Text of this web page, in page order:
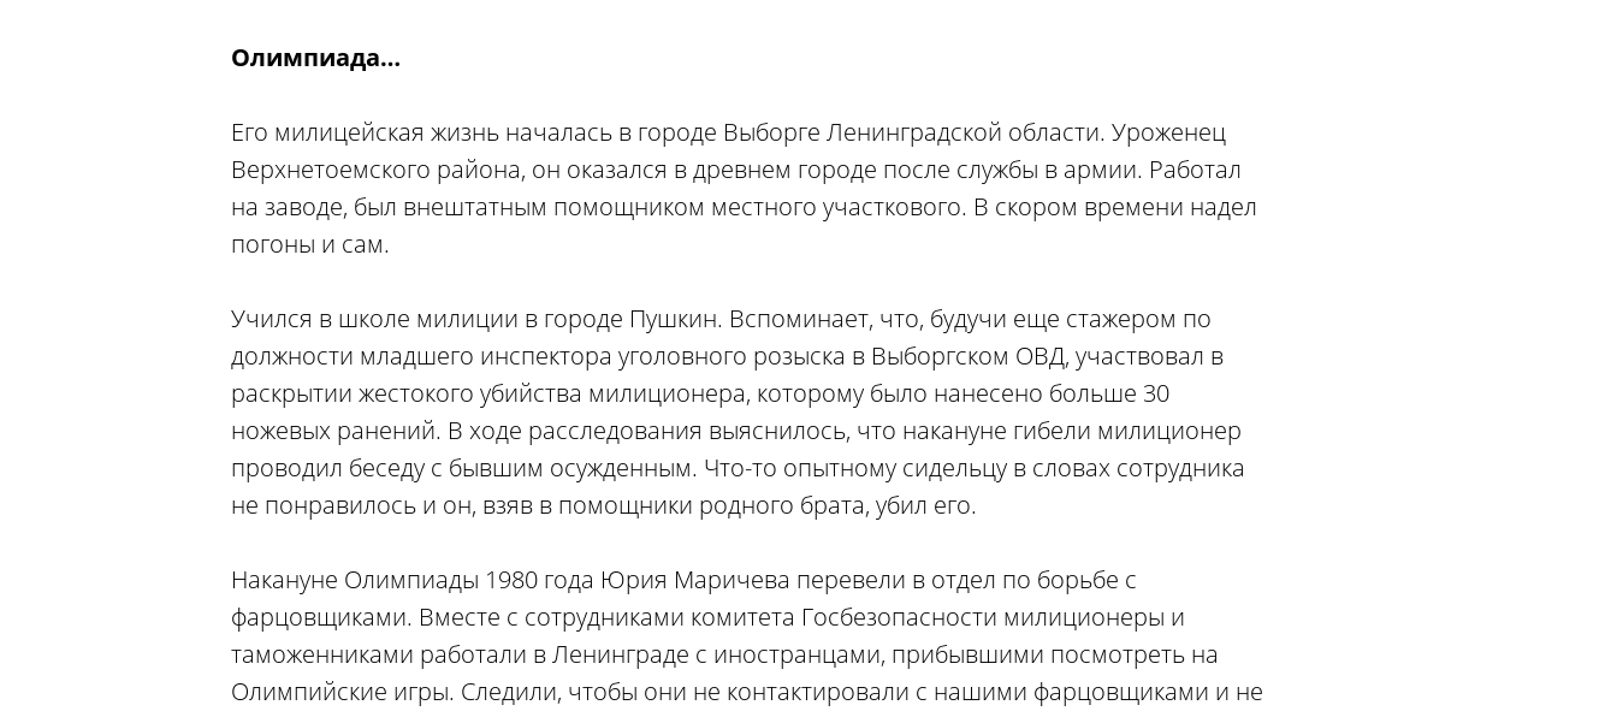
Олимпиада…
Его милицейская жизнь началась в городе Выборге Ленинградской области. Уроженец
Верхнетоемского района, он оказался в древнем городе после службы в армии. Работал
на заводе, был внештатным помощником местного участкового. В скором времени надел
погоны и сам.
Учился в школе милиции в городе Пушкин. Вспоминает, что, будучи еще стажером по
должности младшего инспектора уголовного розыска в Выборгском ОВД, участвовал в
раскрытии жестокого убийства милиционера, которому было нанесено больше 30
ножевых ранений. В ходе расследования выяснилось, что накануне гибели милиционер
проводил беседу с бывшим осужденным. Что-то опытному сидельцу в словах сотрудника
не понравилось и он, взяв в помощники родного брата, убил его.
Накануне Олимпиады 1980 года Юрия Маричева перевели в отдел по борьбе с
фарцовщиками. Вместе с сотрудниками комитета Госбезопасности милиционеры и
таможенниками работали в Ленинграде с иностранцами, прибывшими посмотреть на
Олимпийские игры. Следили, чтобы они не контактировали с нашими фарцовщиками и не